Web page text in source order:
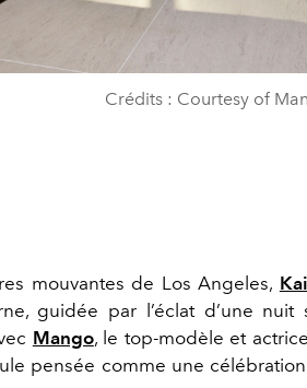
Crédits : Courtesy of
mouvantes de Los Angeles,
guidée par l’éclat d’une nuit
Mango, le top-modèle et
pensée comme une